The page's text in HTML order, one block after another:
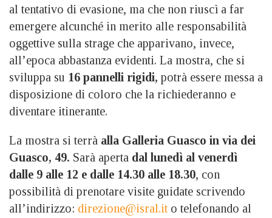
al tentativo di evasione, ma che non riuscì a far
emergere alcunché in merito alle responsabilità
oggettive sulla strage che apparivano, invece,
all’epoca abbastanza evidenti. La mostra, che si
sviluppa su 16 pannelli rigidi, potrà essere messa a
disposizione di coloro che la richiederanno e
diventare itinerante.
La mostra si terrà alla Galleria Guasco in via dei
Guasco, 49. Sarà aperta dal lunedì al venerdì
dalle 9 alle 12 e dalle 14.30 alle 18.30, con
possibilità di prenotare visite guidate scrivendo
all’indirizzo: direzione@isral.it o telefonando al